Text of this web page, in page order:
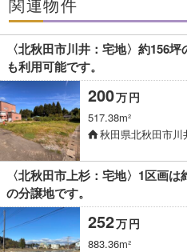
〈北秋田市川井：宅地〉約156
も利用可能です。
200万円
517.38m²
秋田県北秋田市川
〈北秋田市上杉：宅地〉1区画
の分譲地です。
252万円
883.36m²